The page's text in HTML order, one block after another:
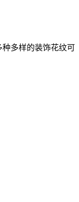
多样的装饰花纹可